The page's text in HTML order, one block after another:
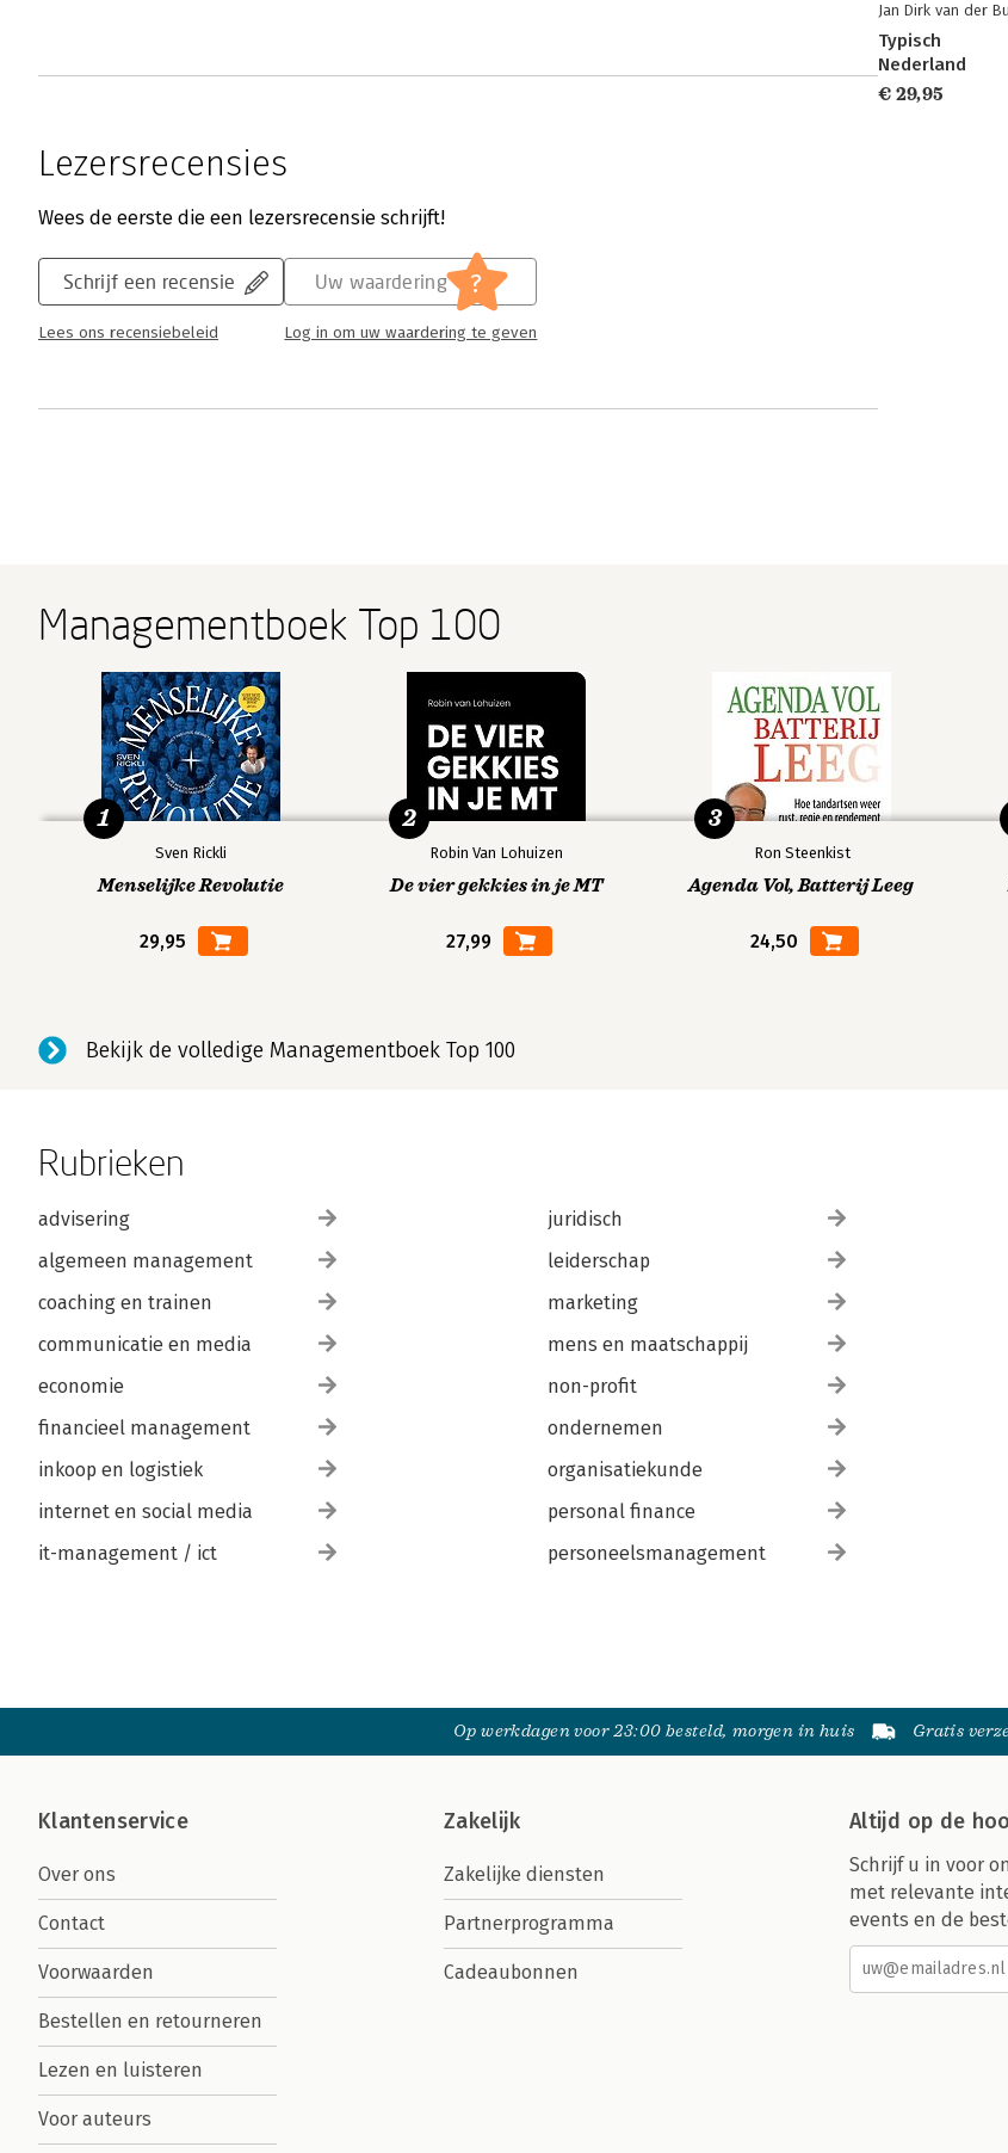
Lezersrecensies
Wees de eerste die een lezersrecensie schrijft!
Schrijf een recensie
Lees ons recensiebeleid
Uw waardering ?
Log in om uw waardering te geven
Jan Dirk van der
Typisch
Nederland
€ 29,95
Managementboek Top 100
Sven Rickli
Menselijke Revolutie
29,95
1
Robin Van Lohuizen
De vier gekkies in je MT
27,99
2
Ron Steenkist
Agenda Vol, Batterij Leeg
24,50
3
Bekijk de volledige Managementboek Top 100
Rubrieken
advisering
algemeen management
coaching en trainen
communicatie en media
economie
financieel management
inkoop en logistiek
internet en social media
it-management / ict
juridisch
leiderschap
marketing
mens en maatschappij
non-profit
ondernemen
organisatiekunde
personal finance
personeelsmanagement
Op werkdagen voor 23:00 besteld, morgen in huis Gratis
Klantenservice
Over ons
Contact
Voorwaarden
Bestellen en retourneren
Lezen en luisteren
Voor auteurs
Zakelijk
Zakelijke diensten
Partnerprogramma
Cadeaubonnen
Altijd op de
Schrijf u in voor
met relevante
events en de